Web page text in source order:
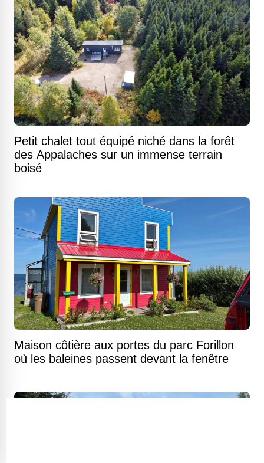
Petit chalet tout équipé niché dans la forêt
des Appalaches sur un immense terrain
boisé
Maison côtière aux portes du parc Forillon
où les baleines passent devant la fenêtre